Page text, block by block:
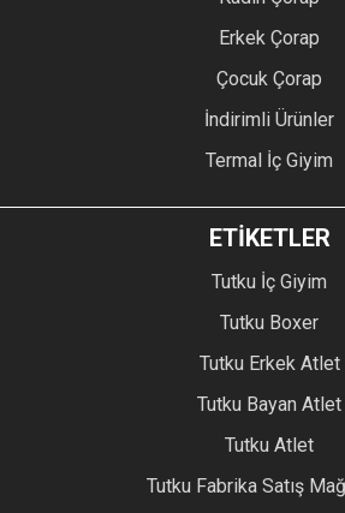
Erkek Çorap
Çocuk Çorap
İndirimli Ürünler
Termal İç Giyim
ETİKETLER
Tutku İç Giyim
Tutku Boxer
Tutku Erkek Atlet
Tutku Bayan Atlet
Tutku Atlet
Tutku Fabrika Satış